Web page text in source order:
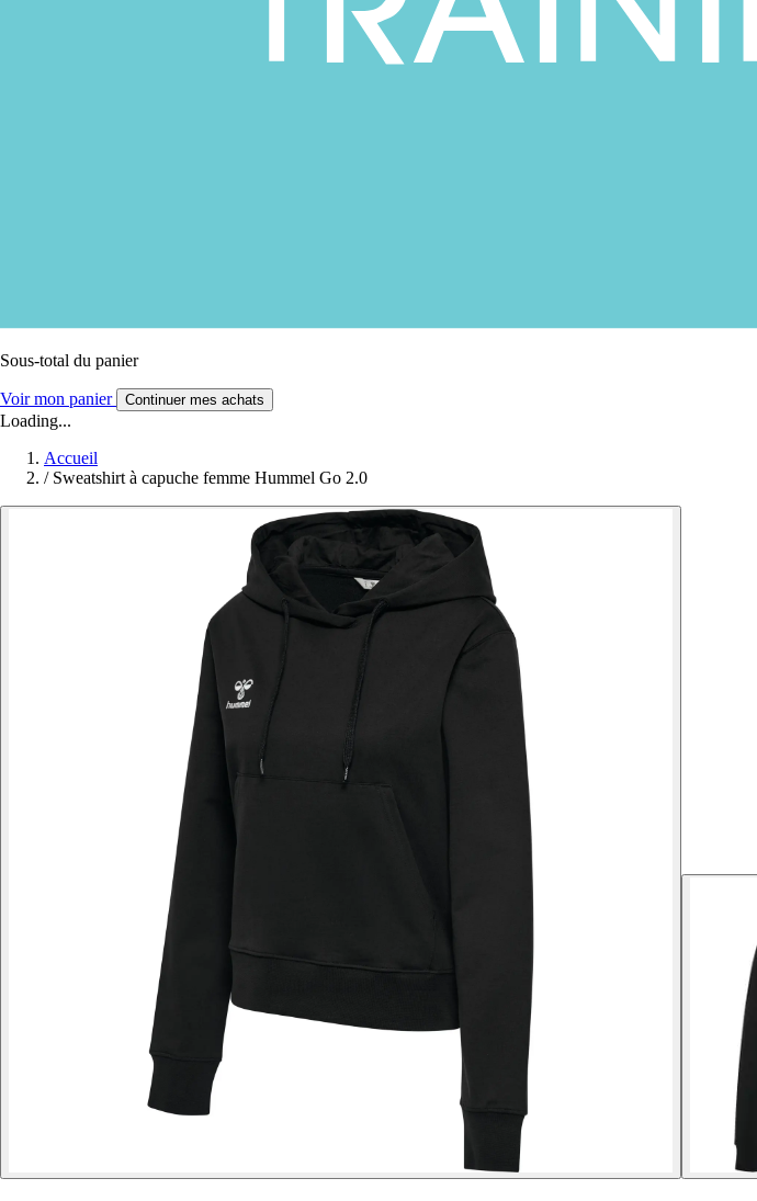
Sous-total du panier
Voir mon panier Continuer mes achats
Loading...
Accueil
/ Sweatshirt à capuche femme Hummel Go 2.0